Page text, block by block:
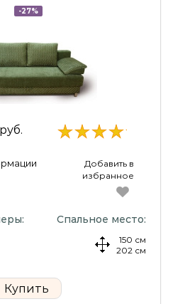
-27%
Добавить в
избранное
Спальное место:
150 см
202 см
Купить